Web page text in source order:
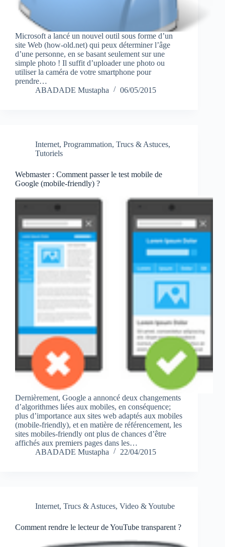
Microsoft a lancé un nouvel outil sous forme d’un
site Web (how-old.net) qui peux déterminer l’âge
d’une personne, en se basant seulement sur une
simple photo ! Il suffit d’uploader une photo ou
utiliser la caméra de votre smartphone pour
prendre…
ABADADE Mustapha
06/05/2015
Internet, Programmation, Trucs & Astuces,
Tutoriels
Webmaster : Comment passer le test mobile de
Google (mobile-friendly) ?
Dernièrement, Google a annoncé deux changements
d’algorithmes liées aux mobiles, en conséquence;
plus d’importance aux sites web adaptés aux mobiles
(mobile-friendly), et en matière de référencement, les
sites mobiles-friendly ont plus de chances d’être
affichés aux premiers pages dans les…
ABADADE Mustapha
22/04/2015
Internet, Trucs & Astuces, Video & Youtube
Comment rendre le lecteur de YouTube transparent ?